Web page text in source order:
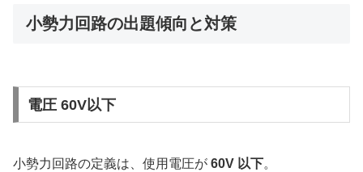
小勢力回路の出題傾向と対策
電圧 60V以下
小勢力回路の定義は、使用電圧が 60V 以下。